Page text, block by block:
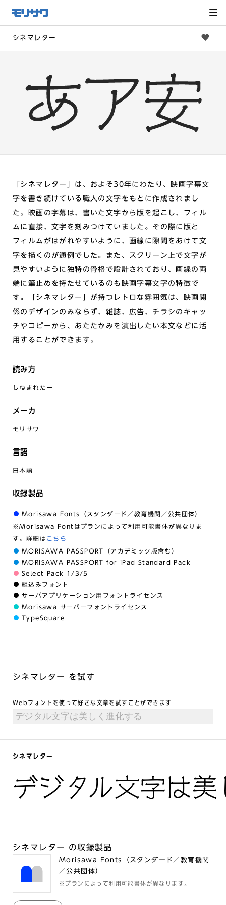
メ
ニュー
飛ばし
へ移動
シネマレター
「シネマレター」は、およそ30年にわたり、映画字幕文
字を書き続けている職人の文字をもとに作成されまし
た。映画の字幕は、書いた文字から版を起こし、フィル
ムに直接、文字を刻みつけていました。その際に版と
フィルムがはがれやすいように、画線に隙間をあけて文
字を描くのが通例でした。また、スクリーン上で文字が
見やすいように独特の骨格で設計されており、画線の両
端に筆止めを持たせているのも映画字幕文字の特徴で
す。「シネマレター」が持つレトロな雰囲気は、映画関
係のデザインのみならず、雑誌、広告、チラシのキャッ
チやコピーから、あたたかみを演出したい本文などに活
用することができます。
読み方
しねまれたー
メーカ
モリサワ
言語
日本語
収録製品
Morisawa Fonts（スタンダード／教育機関／公共団体）
※Morisawa Fontはプランによって利用可能書体が異なりま
す。詳細は こちら
MORISAWA PASSPORT（アカデミック版含む）
MORISAWA PASSPORT for iPad Standard Pack
Select Pack 1/3/5
組込みフォント
サーバアプリケーション用フォントライセンス
Morisawa サーバーフォントライセンス
TypeSquare
シネマレター を試す
Webフォントを使って好きな文章を試すことができます
シネマレター
デジタル文字は
シネマレター の収録製品
Morisawa Fonts（スタンダード／教育機関
／公共団体）
※プランによって利用可能書体が異なります。